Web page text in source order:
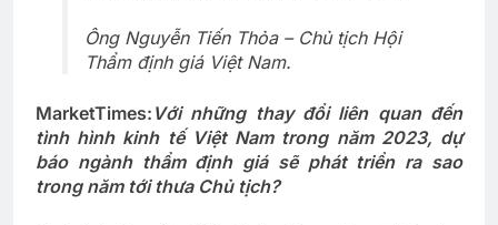
Ông Nguyễn Tiến Thỏa – Chủ tịch Hội
Thẩm định giá Việt Nam.
MarketTimes: Với những thay đổi liên quan đến
tình hình kinh tế Việt Nam trong năm 2023, dự
báo ngành thẩm định giá sẽ phát triển ra sao
trong năm tới thưa Chủ tịch?